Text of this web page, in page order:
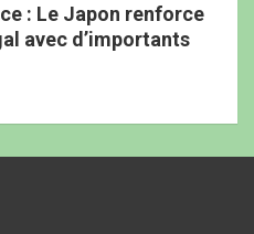
: Le Japon renforce
avec d’importants